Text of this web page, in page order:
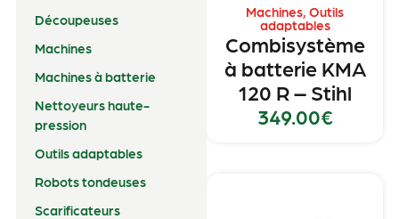
Découpeuses
Machines
Machines à batterie
Nettoyeurs haute-
pression
Outils adaptables
Robots tondeuses
Scarificateurs
Machines,Outils
adaptables
Combisystème
à batterie KMA
120 R – Stihl
349.00€